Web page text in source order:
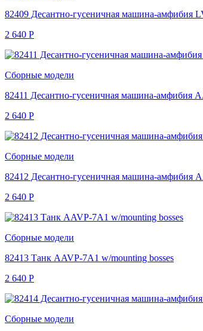
82409 Десантно-гусеничная машина-амфибия
2 640 Р
Сборные модели
82411 Десантно-гусеничная машина-амфибия
2 640 Р
Сборные модели
82412 Десантно-гусеничная машина-амфибия
2 640 Р
Сборные модели
82413 Танк AAVP-7A1 w/mounting bosses
2 640 Р
Сборные модели